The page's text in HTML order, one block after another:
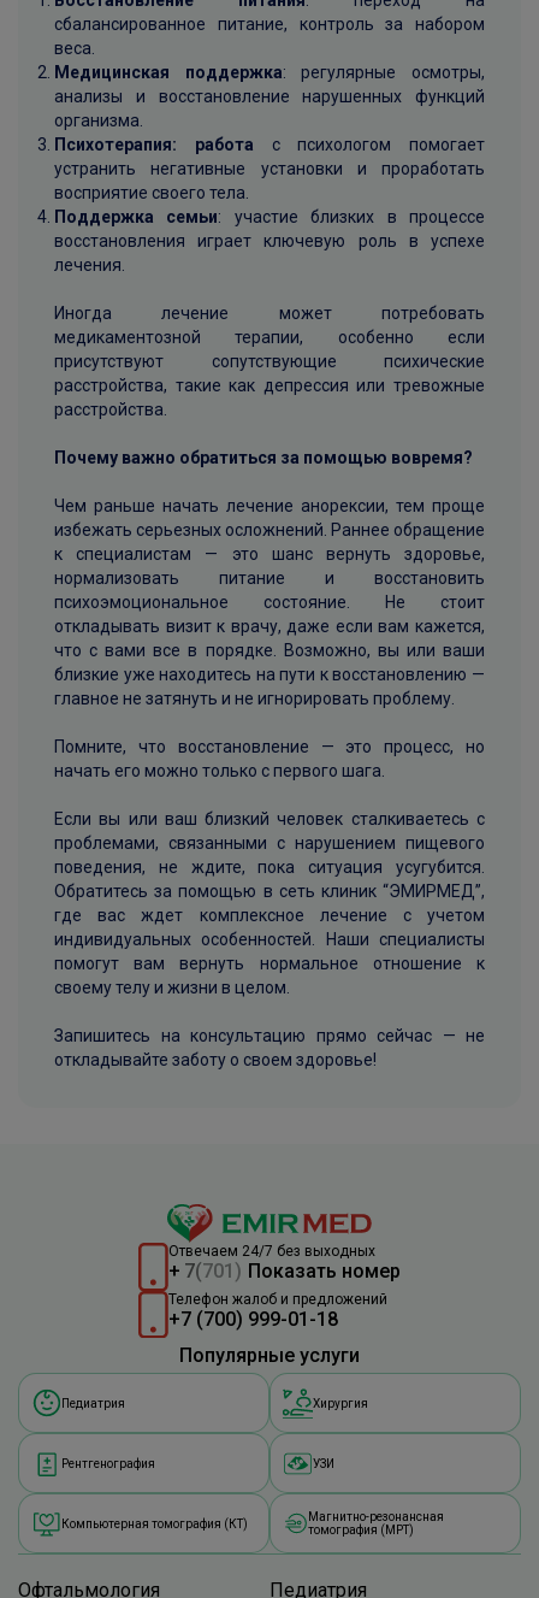
сбалансированное питание, контроль за набором
веса.
Медицинская поддержка: регулярные осмотры,
анализы и восстановление нарушенных функций
организма.
Психотерапия: работа с психологом помогает
устранить негативные установки и проработать
восприятие своего тела.
Поддержка семьи: участие близких в процессе
восстановления играет ключевую роль в успехе
лечения.
Иногда лечение может потребовать
медикаментозной терапии, особенно если
присутствуют сопутствующие психические
расстройства, такие как депрессия или тревожные
расстройства.
Почему важно обратиться за помощью вовремя?
Чем раньше начать лечение анорексии, тем проще
избежать серьезных осложнений. Раннее обращение
к специалистам — это шанс вернуть здоровье,
нормализовать питание и восстановить
психоэмоциональное состояние. Не стоит
откладывать визит к врачу, даже если вам кажется,
что с вами все в порядке. Возможно, вы или ваши
близкие уже находитесь на пути к восстановлению —
главное не затянуть и не игнорировать проблему.
Помните, что восстановление — это процесс, но
начать его можно только с первого шага.
Если вы или ваш близкий человек сталкиваетесь с
проблемами, связанными с нарушением пищевого
поведения, не ждите, пока ситуация усугубится.
Обратитесь за помощью в сеть клиник “ЭМИРМЕД”,
где вас ждет комплексное лечение с учетом
индивидуальных особенностей. Наши специалисты
помогут вам вернуть нормальное отношение к
своему телу и жизни в целом.
Запишитесь на консультацию прямо сейчас — не
откладывайте заботу о своем здоровье!
Отвечаем 24/7 без выходных
+ 7(701) Показать номер
Телефон жалоб и предложений
+7 (700) 999-01-18
Популярные услуги
Педиатрия Хирургия
Рентгенография УЗИ
Компьютерная томография (КТ)
Магнитно-резонансная
томография (МРТ)
Офтальмология Педиатрия